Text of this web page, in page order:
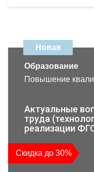
Новая
Образование
Повышение
Актуальные
труда
реализации
Скидка до 30%